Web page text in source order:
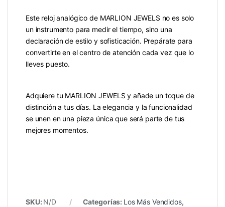
Este reloj analógico de MARLION JEWELS no es solo
un instrumento para medir el tiempo, sino una
declaración de estilo y sofisticación. Prepárate para
convertirte en el centro de atención cada vez que lo
lleves puesto.
Adquiere tu MARLION JEWELS y añade un toque de
distinción a tus días. La elegancia y la funcionalidad
se unen en una pieza única que será parte de tus
mejores momentos.
SKU: N/D Categorías: Los Más Vendidos,